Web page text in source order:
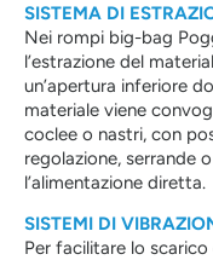
SISTEMA DI
Nei rompi big-bag
l’estrazione del
un’apertura inferiore
materiale viene
coclee o nastri, con
regolazione, serrande
l’alimentazione diretta.
SISTEMI DI
Per facilitare lo